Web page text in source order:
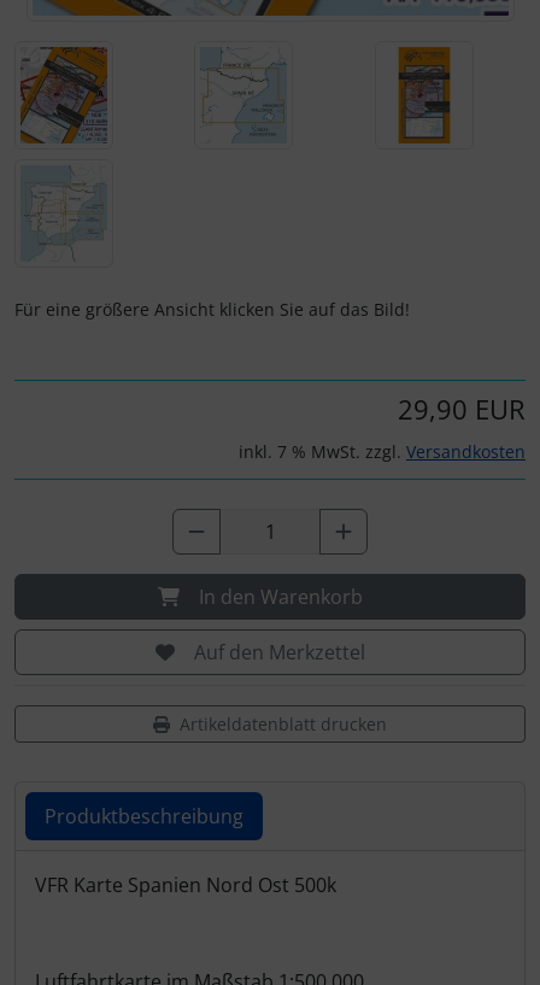
Für eine größere Ansicht klicken Sie auf das Bild!
29,90 EUR
inkl. 7 % MwSt. zzgl. Versandkosten
In den Warenkorb
Auf den Merkzettel
Artikeldatenblatt drucken
Produktbeschreibung
Produktbeschreibung
VFR Karte Spanien Nord Ost 500k
Instrumente
Mückenputzer
Navigation
Reifen, Schläuche und Co.
Sauerstoff, Gas und Feuer
Schläuche, Verbinder....
Schutztaschen Interieur
Tapes und Tuning
Transponder
Warn- und Schutzfolien
Sonstiges
Schlüsselanhänger
Schmuck
Taschen
Thermikhüte
3D Reliefkarten